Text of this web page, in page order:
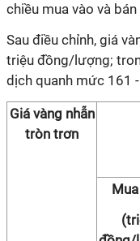
chiều mua vào và bán
Sau điều chỉnh, giá
triệu đồng/lượng;
dịch quanh mức 161
Giá vàng nhẫn
tròn trơn